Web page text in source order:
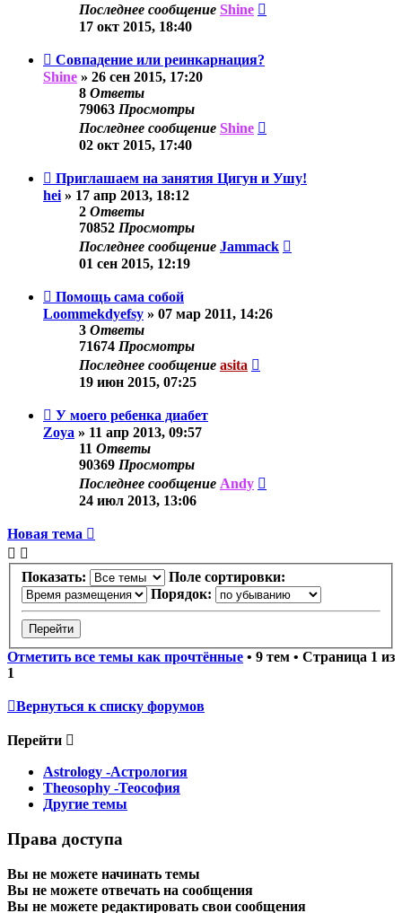
Последнее сообщение Shine
17 окт 2015, 18:40
Совпадение или реинкарнация?
Shine » 26 сен 2015, 17:20
8 Ответы
79063 Просмотры
Последнее сообщение Shine
02 окт 2015, 17:40
Приглашаем на занятия Цигун и Ушу!
hei » 17 апр 2013, 18:12
2 Ответы
70852 Просмотры
Последнее сообщение Jammack
01 сен 2015, 12:19
Помощь сама собой
Loommekdyefsy » 07 мар 2011, 14:26
3 Ответы
71674 Просмотры
Последнее сообщение asita
19 июн 2015, 07:25
У моего ребенка диабет
Zoya » 11 апр 2013, 09:57
11 Ответы
90369 Просмотры
Последнее сообщение Andy
24 июл 2013, 13:06
Новая тема
Показать:
Поле сортировки:
Порядок:
Отметить все темы как прочтённые • 9 тем • Страница 1 из
1
Вернуться к списку форумов
Перейти
Astrology -Астрология
Theosophy -Теософия
Другие темы
Права доступа
Вы не можете начинать темы
Вы не можете отвечать на сообщения
Вы не можете редактировать свои сообщения